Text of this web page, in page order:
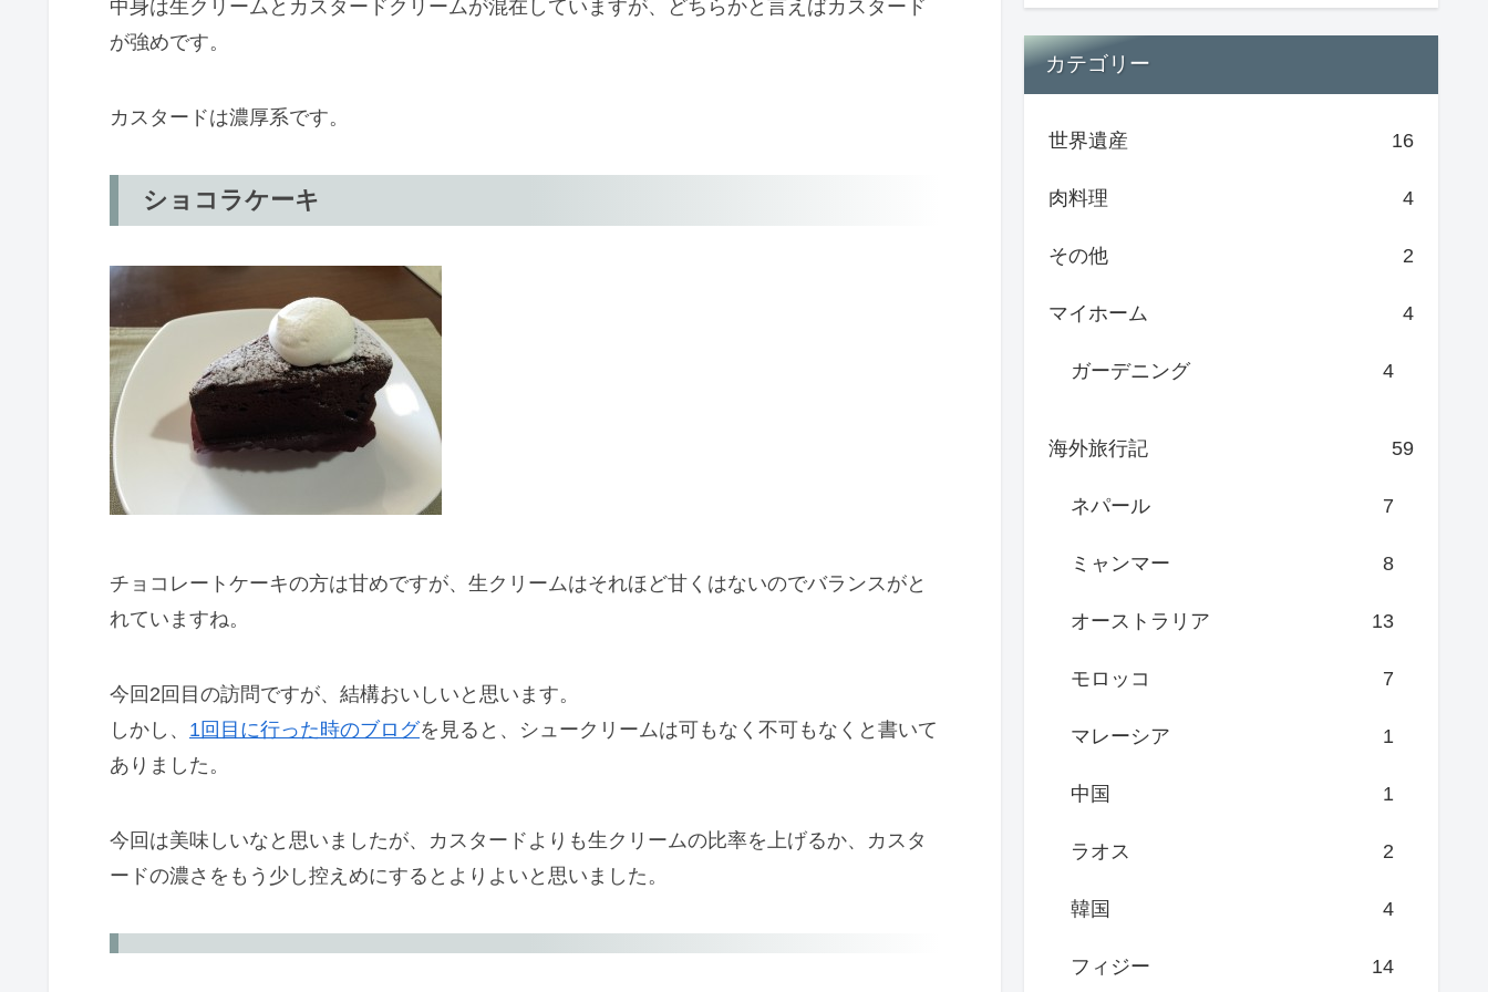
中身は生クリームとカスタードクリームが混在していますが、どちらかと言えばカスタード
が強めです。
カスタードは濃厚系です。
ショコラケーキ
チョコレートケーキの方は甘めですが、生クリームはそれほど甘くはないのでバランスがと
れていますね。
今回2回目の訪問ですが、結構おいしいと思います。
しかし、 1回目に行った時のブログを見ると、シュークリームは可もなく不可もなくと書いて
ありました。
今回は美味しいなと思いましたが、カスタードよりも生クリームの比率を上げるか、カスタ
ードの濃さをもう少し控えめにするとよりよいと思いました。
カテゴリー
世界遺産 16
肉料理 4
その他 2
マイホーム 4
ガーデニング 4
海外旅行記 59
ネパール 7
ミャンマー 8
オーストラリア 13
モロッコ 7
マレーシア 1
中国 1
ラオス 2
韓国 4
フィジー 14